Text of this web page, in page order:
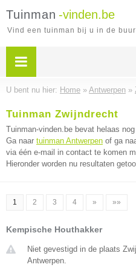
Tuinman -vinden.be
Vind een tuinman bij u in de
U bent nu hier: Home » Antwerpen »
Tuinman Zwijndrecht
Tuinman-vinden.be bevat helaas
Ga naar tuinman Antwerpen of ga
via één e-mail in contact te komen
Hieronder worden nu resultaten
1 2 3 4 » »»
Kempische Houthakker
Niet gevestigd in de plaats
Antwerpen.